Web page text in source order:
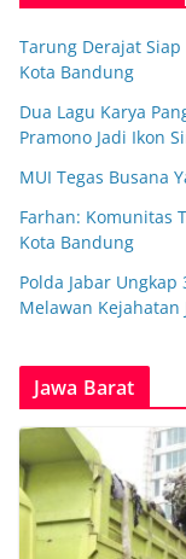
Tarung Derajat
Kota Bandung
Dua Lagu Karya
Pramono Jadi Ikon
MUI Tegas Busana
Farhan: Komunitas
Kota Bandung
Polda Jabar
Melawan Kejahatan
Jawa Barat